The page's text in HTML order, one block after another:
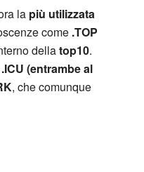
la più utilizzata
come .TOP
dellatop10.
(entrambe al
, che comunque